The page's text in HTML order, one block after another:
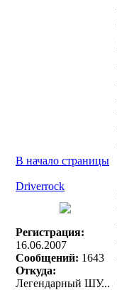
В начало страницы
Driverrock
Регистрация:
16.06.2007
Сообщений: 1643
Откуда:
Легендарный ШУ...